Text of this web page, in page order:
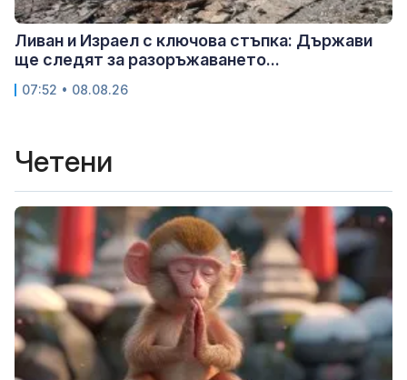
Ливан и Израел с ключова стъпка: Държави
ще следят за разоръжаването...
07:52 • 08.08.26
Четени